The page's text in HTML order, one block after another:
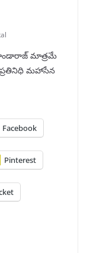
మాత్రమే
మహాసేన
Facebook
Pinterest